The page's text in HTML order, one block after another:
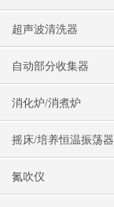
超声波清洗器
自动部分收集器
消化炉/消煮炉
摇床/培养恒温振荡器
氮吹仪